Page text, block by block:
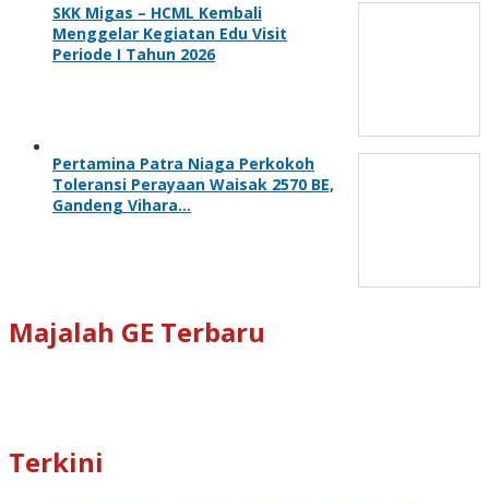
SKK Migas – HCML Kembali
Menggelar Kegiatan Edu Visit
Periode I Tahun 2026
Pertamina Patra Niaga Perkokoh
Toleransi Perayaan Waisak 2570 BE,
Gandeng Vihara…
Majalah GE Terbaru
Terkini